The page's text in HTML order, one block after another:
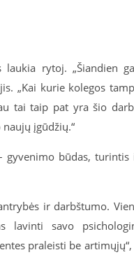
rytoj. „Šiandien
„Kai kurie kolegos
tai taip pat yra šio
įgūdžių.“
gyvenimo būdas, turintis
ir darbštumo.
lavinti savo
praleisti be artimųjų“,